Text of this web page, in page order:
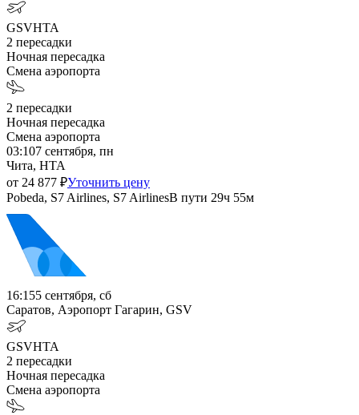
GSVHTA
2 пересадки
Ночная пересадка
Смена аэропорта
2 пересадки
Ночная пересадка
Смена аэропорта
03:107 сентября, пн
Чита, HTA
от 24 877 ₽Уточнить цену
Pobeda, S7 Airlines, S7 AirlinesВ пути 29ч 55м
16:155 сентября, сб
Саратов, Аэропорт Гагарин, GSV
GSVHTA
2 пересадки
Ночная пересадка
Смена аэропорта